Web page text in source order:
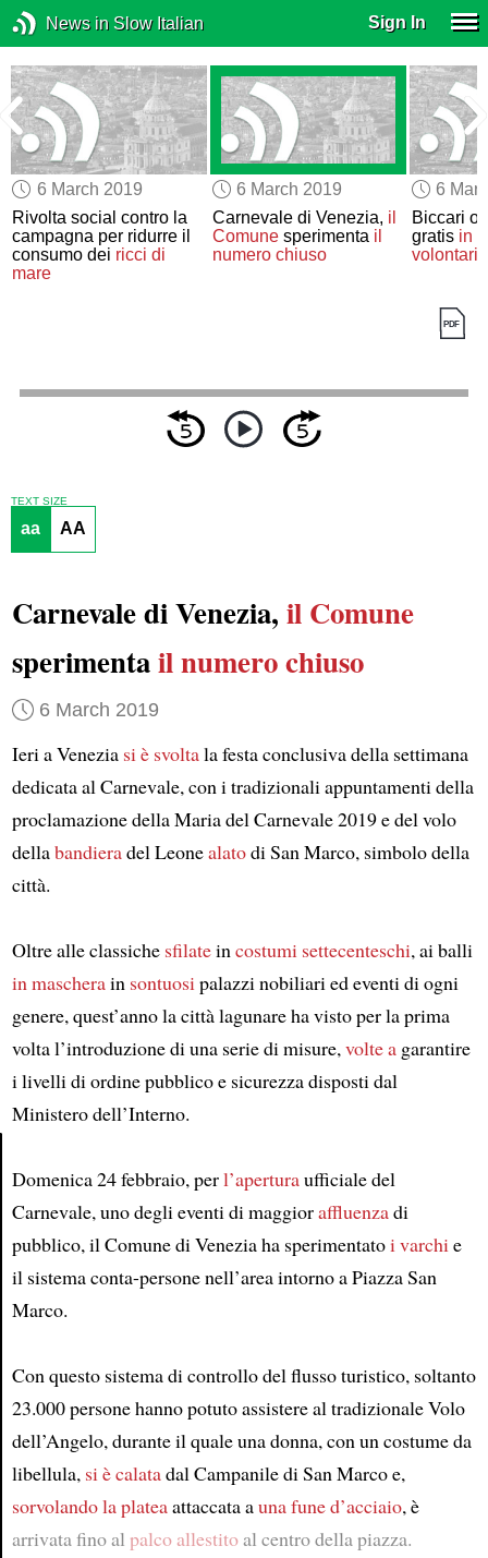
News in Slow Italian Sign In
6 March 2019
Rivolta social contro la
campagna per ridurre il
consumo dei ricci di
mare
6 March 2019
Carnevale di Venezia, il
Comunesperimenta il
numero chiuso
6
Biccari
gratis in
TEXT SIZE
aa AA
Carnevale di Venezia, il Comune
sperimentail numero chiuso
6 March 2019
Ieri a Venezia si è svoltala festa conclusiva della settimana
dedicata al Carnevale, con i tradizionali appuntamenti della
proclamazione della Maria del Carnevale 2019 e del volo
dellabandieradel Leonealatodi San Marco, simbolo della
città.
Oltre alle classiche sfilateincostumi settecenteschi, ai balli
in mascherain sontuosipalazzi nobiliari ed eventi di ogni
genere, quest’anno la città lagunare ha visto per la prima
volta l’introduzione di una serie di misure,volte agarantire
i livelli di ordine pubblico e sicurezza disposti dal
Ministero dell’Interno.
Domenica 24 febbraio, perl’aperturaufficiale del
Carnevale, uno degli eventi di maggioraffluenzadi
pubblico, il Comune di Venezia ha sperimentatoi varchie
il sistema conta-persone nell’area intorno a Piazza San
Marco.
Con questo sistema di controllo del flusso turistico, soltanto
23.000 persone hanno potuto assistere al tradizionale Volo
dell’Angelo, durante il quale una donna, con un costume da
libellula, si è calatadal Campanile di San Marco e,
sorvolandola plateaattaccata auna fune d’acciaio, è
arrivata fino al palcoallestitoal centro della piazza.